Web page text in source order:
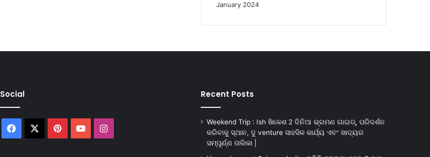
January 2024
Social
Facebook PinterestYouTubeInstagram
Recent Posts
Weekend Trip : Ish ଷିକେଶ 2 ଦିନିଆ ଭ୍ରମଣ ଗାଇଡ୍, ପରିଦର୍ଶନ
କରିବାକୁ ସ୍ଥାନ, ଦୁ venture ସାହସିକ କାର୍ଯ୍ୟ ଏବଂ ଖାଦ୍ୟର
ସମ୍ପୂର୍ଣ୍ଣ ତାଲିକା |